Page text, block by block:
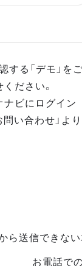
る「デモ」をご
ださい。
ナビにログイン
問い合わせ」より
ら送信できない
お電話で